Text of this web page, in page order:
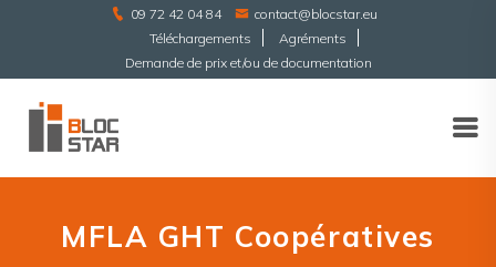
09 72 42 04 84
contact@blocstar.eu
Téléchargements
Agréments
Demande de prix et/ou de documentation
MFLA GHT Coopératives